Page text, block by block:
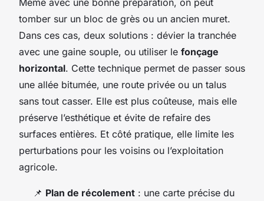
tomber sur un bloc de grès ou un ancien muret.
Dans ces cas, deux solutions : dévier la tranchée
avec une gaine souple, ou utiliser le fonçage
horizontal. Cette technique permet de passer sous
une allée bitumée, une route privée ou un talus
sans tout casser. Elle est plus coûteuse, mais elle
préserve l’esthétique et évite de refaire des
surfaces entières. Et côté pratique, elle limite les
perturbations pour les voisins ou l’exploitation
agricole.
📌 Plan de récolement : une carte précise du